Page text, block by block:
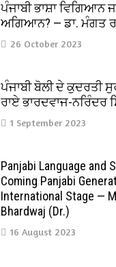
ਪੰਜਾਬੀ ਭਾਸ਼ਾ ਵਿਗਿਆਨ
ਅਗਿਆਨ? — ਡਾ. ਮੰਗਤ
26 October 2023
ਪੰਜਾਬੀ ਬੋਲੀ ਦੇ ਕੁਦਰਤੀ
ਰਾਏ ਭਾਰਦਵਾਜ-ਨਰਿੰਦਰ
1 September 2023
Panjabi Language and
Coming Panjabi
International Stage —
Bhardwaj (Dr.)
16 August 2023